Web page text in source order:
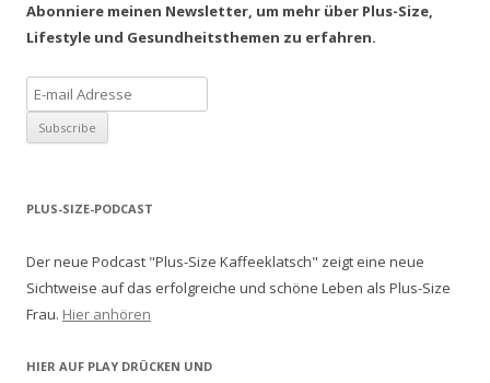
Abonniere meinen Newsletter, um mehr über Plus-Size,
Lifestyle und Gesundheitsthemen zu erfahren.
PLUS-SIZE-PODCAST
Der neue Podcast "Plus-Size Kaffeeklatsch" zeigt eine neue
Sichtweise auf das erfolgreiche und schöne Leben als Plus-Size
Frau. Hier anhören
HIER AUF PLAY DRÜCKEN UND